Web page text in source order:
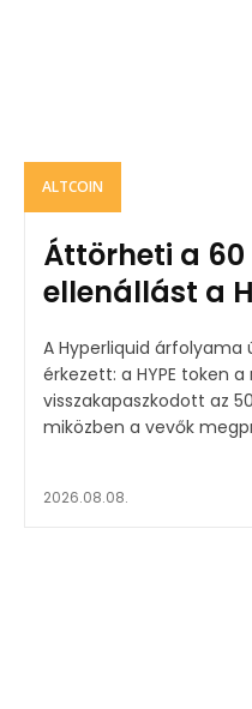
ALTCOIN
Áttörheti a
ellenállást a
A Hyperliquid
érkezett: a HYPE token
visszakapaszkodott az
miközben a vevők
2026.08.08.